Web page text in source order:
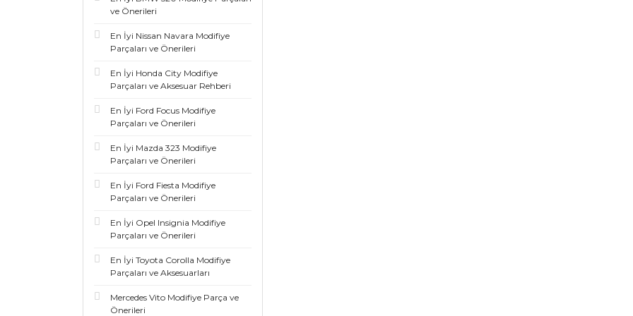
ve Önerileri
En İyi Nissan Navara Modifiye
Parçaları ve Önerileri
En İyi Honda City Modifiye
Parçaları ve Aksesuar Rehberi
En İyi Ford Focus Modifiye
Parçaları ve Önerileri
En İyi Mazda 323 Modifiye
Parçaları ve Önerileri
En İyi Ford Fiesta Modifiye
Parçaları ve Önerileri
En İyi Opel Insignia Modifiye
Parçaları ve Önerileri
En İyi Toyota Corolla Modifiye
Parçaları ve Aksesuarları
Mercedes Vito Modifiye Parça ve
Önerileri